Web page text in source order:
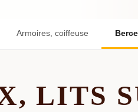
Armoires, coiffeuse
LITS